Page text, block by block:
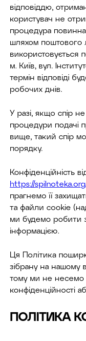
відповіддю,
користувач не
процедура
шляхом поштового
використовується
м. Київ, вул.
термін відповіді
робочих днів.
У разі, якщо спір
процедури подачі
вище, такий спір
порядку.
Конфіденційність
https://
прагнемо її
та файли cookie
ми будемо робити
інформацією.
Ця Політика
зібрану на нашому
тому ми не несемо
конфіденційності
ПОЛІТИКА